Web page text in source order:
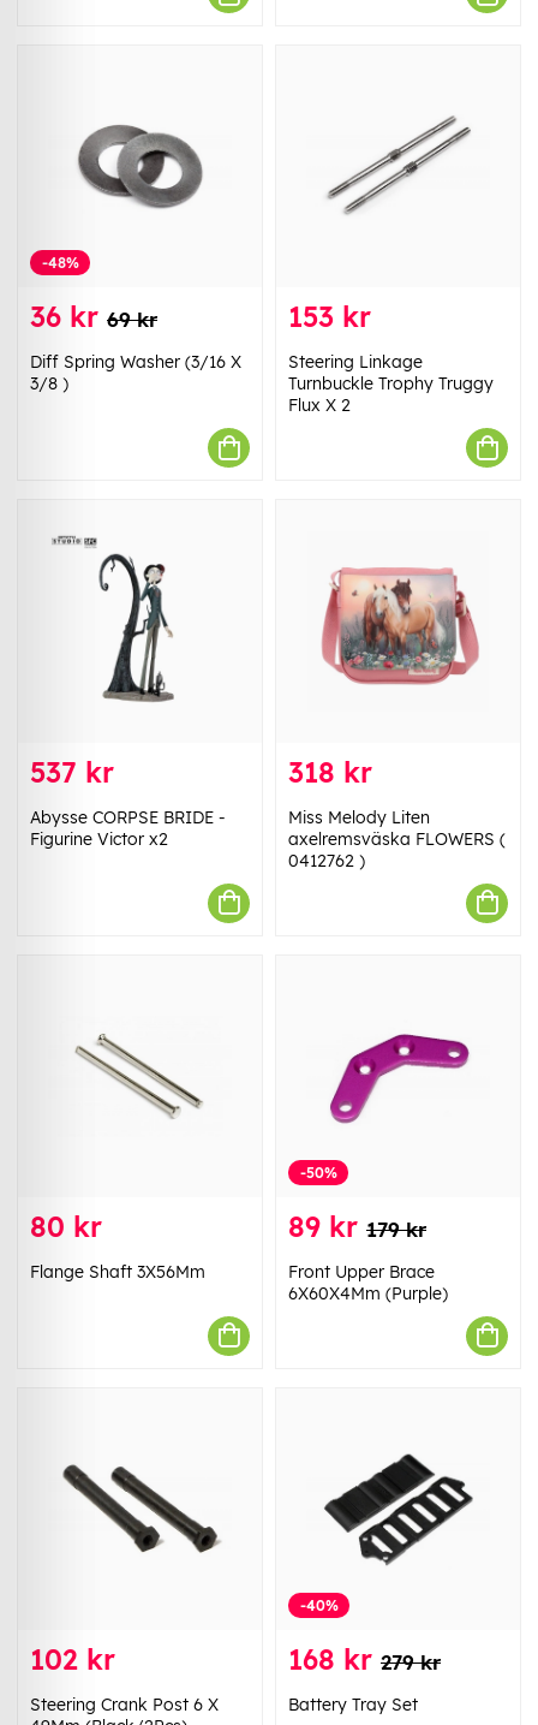
-48%
36 kr 69 kr
Diff Spring Washer (3/16 X
3/8 )
153 kr
Steering Linkage
Turnbuckle Trophy Truggy
Flux X 2
537 kr
Abysse CORPSE BRIDE -
Figurine Victor x2
318 kr
Miss Melody Liten
axelremsväska FLOWERS (
0412762 )
80 kr
Flange Shaft 3X56Mm
-50%
89 kr 179 kr
Front Upper Brace
6X60X4Mm (Purple)
102 kr
Steering Crank Post 6 X
-40%
168 kr 279 kr
Battery Tray Set